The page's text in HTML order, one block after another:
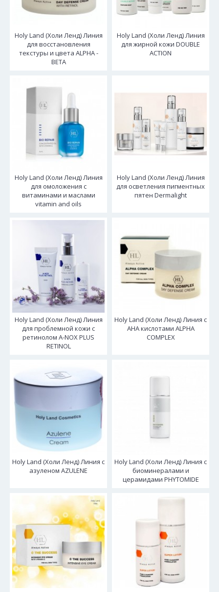
Holy Land (Холи Ленд) Линия
для восстановления
текстуры и цвета ALPHA -
BETA
Holy Land (Холи Ленд) Линия
для жирной кожи DOUBLE
ACTION
Holy Land (Холи Ленд) Линия
для омоложения с
витаминами и маслами
vitamin and oils
Holy Land (Холи Ленд) Линия
для осветления пигментных
пятен Dermalight
Holy Land (Холи Ленд) Линия
для проблемной кожи с
ретинолом A-NOX PLUS
RETINOL
Holy Land (Холи Ленд) Линия с
AHA кислотами ALPHA
COMPLEX
Holy Land (Холи Ленд) Линия с
азуленом AZULENE
Holy Land (Холи Ленд) Линия с
биоминералами и
церамидами PHYTOMIDE